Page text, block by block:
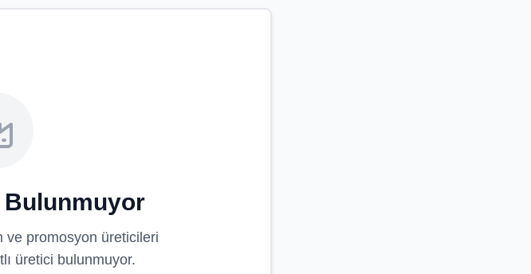
Bulunmuyor
ve promosyon üreticileri
üretici bulunmuyor.